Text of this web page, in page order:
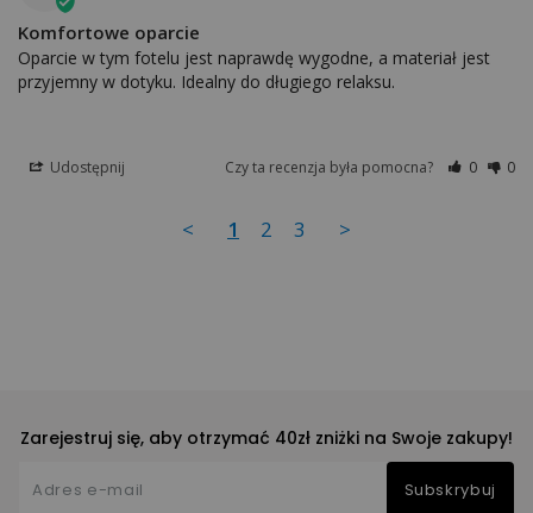
Komfortowe oparcie
Oparcie w tym fotelu jest naprawdę wygodne, a materiał jest
przyjemny w dotyku. Idealny do długiego relaksu.
Udostępnij Czy ta recenzja była pomocna? 0 0
< 1 2 3 >
Zarejestruj się, aby otrzymać 40zł zniżki na Swoje zakupy!
Subskrybuj